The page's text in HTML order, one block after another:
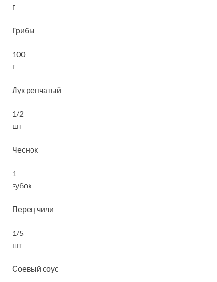
г
Грибы
100
г
Лук репчатый
1/2
шт
Чеснок
1
зубок
Перец чили
1/5
шт
Соевый соус